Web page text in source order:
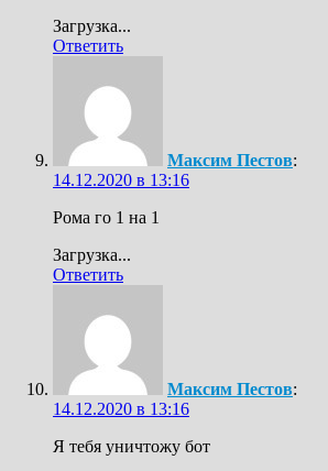
Загрузка...
Ответить
Максим Пестов:
14.12.2020 в 13:16
Рома го 1 на 1
Загрузка...
Ответить
Максим Пестов:
14.12.2020 в 13:16
Я тебя уничтожу бот